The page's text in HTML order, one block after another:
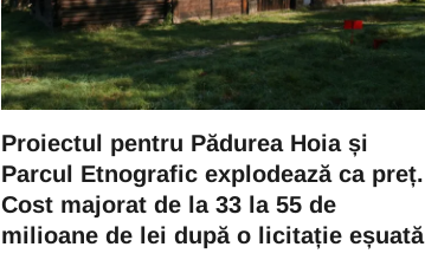
Proiectul pentru Pădurea Hoia și
Parcul Etnografic explodează ca preț.
Cost majorat de la 33 la 55 de
milioane de lei după o licitație eșuată